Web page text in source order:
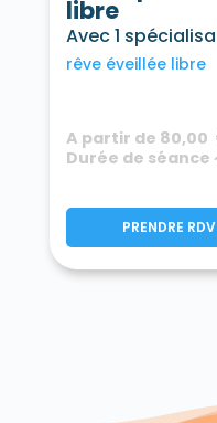
libre
Avec 1
rêve éveillée libre
A partir de 80,00
Durée de séance
PRENDRE